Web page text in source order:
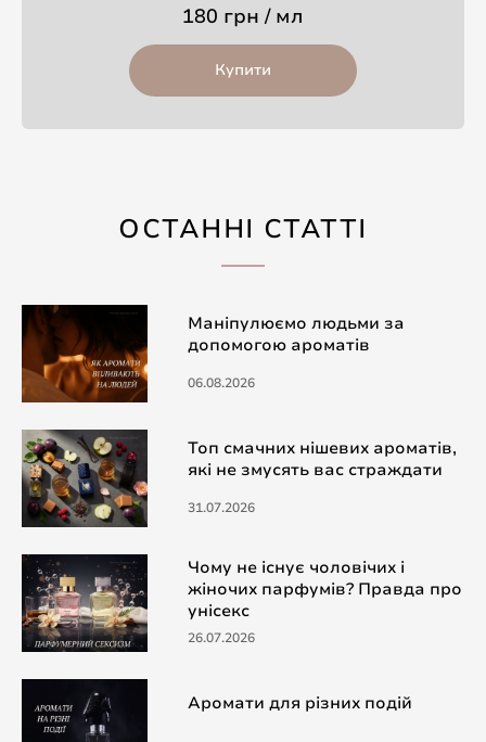
180 грн / мл
Купити
ОСТАННІ СТАТТІ
Маніпулюємо людьми за
допомогою ароматів
06.08.2026
Топ смачних нішевих ароматів,
які не змусять вас страждати
31.07.2026
Чому не існує чоловічих і
жіночих парфумів? Правда про
унісекс
26.07.2026
Аромати для різних подій